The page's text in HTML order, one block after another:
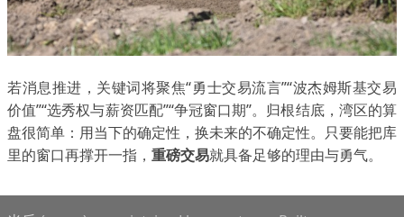
若消息推进，关键词将聚焦“勇士交易流言”“波杰姆斯基交易
价值”“选秀权与薪资匹配”“争冠窗口期”。归根结底，湾区的算
盘很简单：用当下的确定性，换未来的不确定性。只要能把库
里的窗口再撑开一指， 重磅交易就具备足够的理由与勇气。